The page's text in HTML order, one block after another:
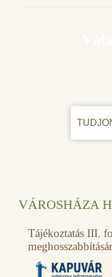
VÁROSHÁZA
Tájékoztatás III.